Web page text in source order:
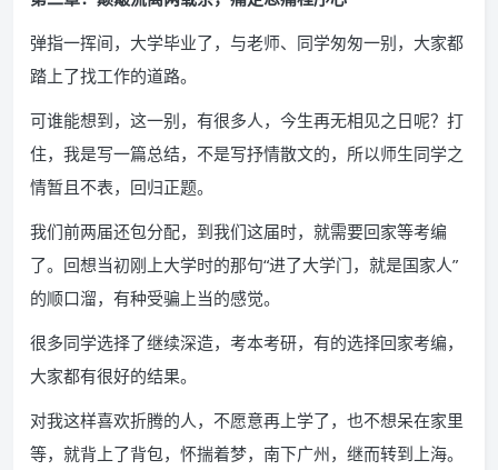
弹指一挥间，大学毕业了，与老师、同学匆匆一别，大家都
踏上了找工作的道路。
可谁能想到，这一别，有很多人，今生再无相见之日呢？打
住，我是写一篇总结，不是写抒情散文的，所以师生同学之
情暂且不表，回归正题。
我们前两届还包分配，到我们这届时，就需要回家等考编
了。回想当初刚上大学时的那句“进了大学门，就是国家人”
的顺口溜，有种受骗上当的感觉。
很多同学选择了继续深造，考本考研，有的选择回家考编，
大家都有很好的结果。
对我这样喜欢折腾的人，不愿意再上学了，也不想呆在家里
等，就背上了背包，怀揣着梦，南下广州，继而转到上海。